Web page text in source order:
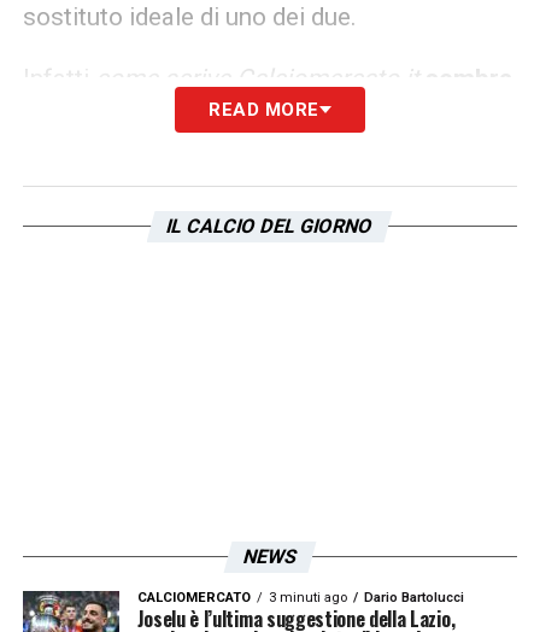
sostituto ideale di uno dei due.
Infatti come scrive Calciomercato.it
sembra
ci siano già stati dei primi contatti tra le
trattativa. Il giocatore gradisce molto la
destinazione:per lui la Lazio sarebbe uno
LA PLAYLIST DELLE NOSTRE TOP NEWS
READ MORE
IL CALCIO DEL GIORNO
NEWS
CALCIOMERCATO 3 minuti ago Dario Bartolucci
Joselu è l’ultima suggestione della Lazio,